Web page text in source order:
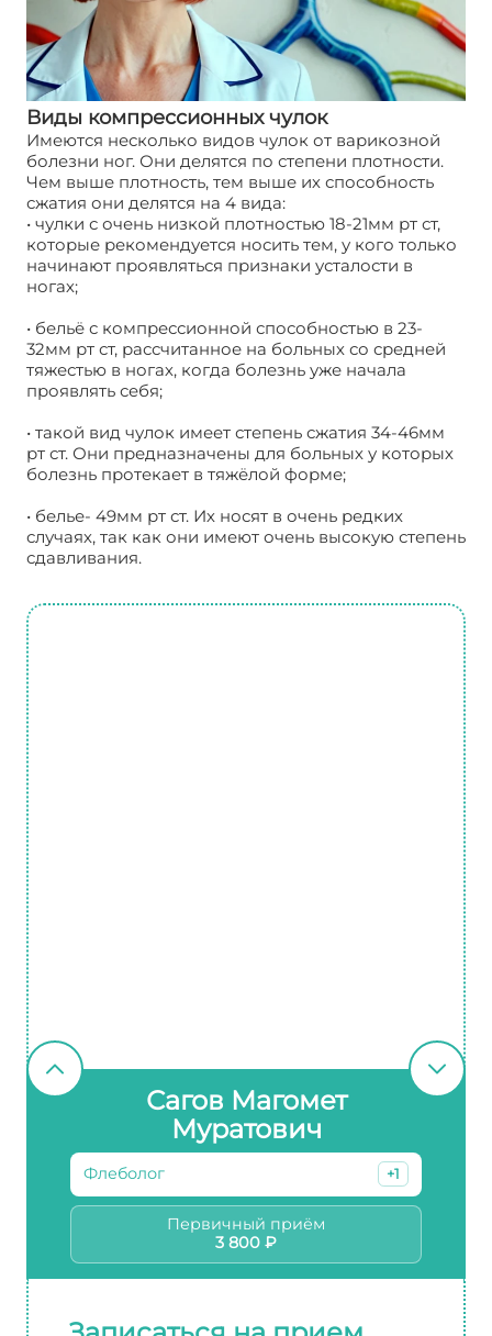
Виды компрессионных чулок
Имеются несколько видов чулок от варикозной
болезни ног. Они делятся по степени плотности.
Чем выше плотность, тем выше их способность
сжатия они делятся на 4 вида:
• чулки с очень низкой плотностью 18-21мм рт ст,
которые рекомендуется носить тем, у кого только
начинают проявляться признаки усталости в
ногах;
• бельё с компрессионной способностью в 23-
32мм рт ст, рассчитанное на больных со средней
тяжестью в ногах, когда болезнь уже начала
проявлять себя;
• такой вид чулок имеет степень сжатия 34-46мм
рт ст. Они предназначены для больных у которых
болезнь протекает в тяжёлой форме;
• белье- 49мм рт ст. Их носят в очень редких
случаях, так как они имеют очень высокую степень
сдавливания.
Сагов Магомет
Муратович
Флеболог +1
Первичный приём
3 800 ₽